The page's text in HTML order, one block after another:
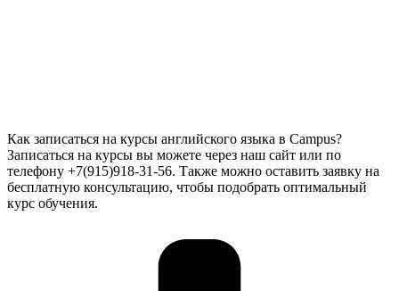
Как записаться на курсы английского языка в Campus?
Записаться на курсы вы можете через наш сайт или по
телефону +7(915)918-31-56. Также можно оставить заявку на
бесплатную консультацию, чтобы подобрать оптимальный
курс обучения.